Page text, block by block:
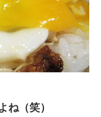
ね（笑）